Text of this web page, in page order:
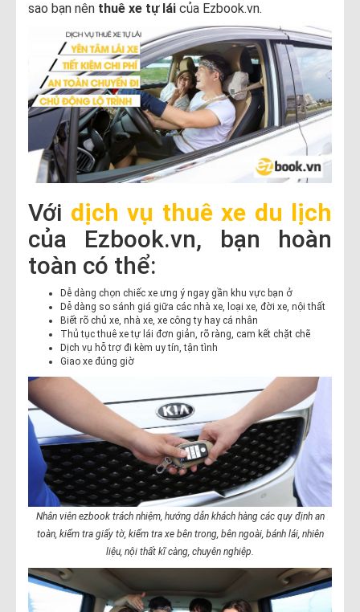
sao bạn nên thuê xe tự lái của Ezbook.vn.
Với dịch vụ thuê xe du lịch
của Ezbook.vn, bạn hoàn
toàn có thể:
Dễ dàng chọn chiếc xe ưng ý ngay gần khu vực bạn ở
Dễ dàng so sánh giá giữa các nhà xe, loại xe, đời xe, nội thất
Biết rõ chủ xe, nhà xe, xe công ty hay cá nhân
Thủ tục thuê xe tự lái đơn giản, rõ ràng, cam kết chặt chẽ
Dịch vụ hỗ trợ đi kèm uy tín, tận tình
Giao xe đúng giờ
Nhân viên ezbook trách nhiệm, hướng dẫn khách hàng các quy định an
toàn, kiểm tra giấy tờ, kiểm tra xe bên trong, bên ngoài, bánh lái, nhiên
liệu, nội thất kĩ càng, chuyên nghiệp.